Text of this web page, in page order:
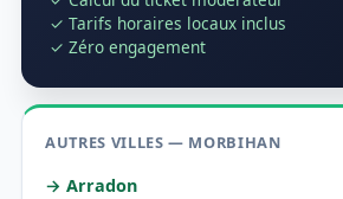
✓ Tarifs horaires locaux inclus
✓ Zéro engagement
AUTRES VILLES — MORBIHAN
→ Arradon